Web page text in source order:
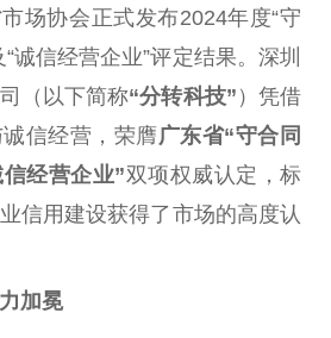
场协会正式发布2024年度“守
诚信经营企业”评定结果。深圳
（以下简称“分转科技” ）凭借
信经营，荣膺广东省“守合同
经营企业”双项权威认定，标
信用建设获得了市场的高度认
加冕